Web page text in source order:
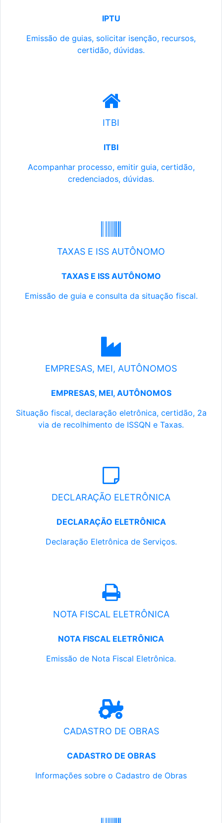
IPTU
Emissão de guias, solicitar isenção, recursos,
certidão, dúvidas.
ITBI
ITBI
Acompanhar processo, emitir guia, certidão,
credenciados, dúvidas.
TAXAS E ISS AUTÔNOMO
TAXAS E ISS AUTÔNOMO
Emissão de guia e consulta da situação fiscal.
EMPRESAS, MEI, AUTÔNOMOS
EMPRESAS, MEI, AUTÔNOMOS
Situação fiscal, declaração eletrônica, certidão, 2a
via de recolhimento de ISSQN e Taxas.
DECLARAÇÃO ELETRÔNICA
DECLARAÇÃO ELETRÔNICA
Declaração Eletrônica de Serviços.
NOTA FISCAL ELETRÔNICA
NOTA FISCAL ELETRÔNICA
Emissão de Nota Fiscal Eletrônica.
CADASTRO DE OBRAS
CADASTRO DE OBRAS
Informações sobre o Cadastro de Obras